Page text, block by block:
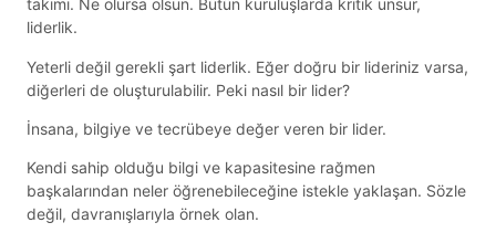
takımı. Ne olursa olsun. Bütün kuruluşlarda kritik unsur,
liderlik.
Yeterli değil gerekli şart liderlik. Eğer doğru bir lideriniz varsa,
diğerleri de oluşturulabilir. Peki nasıl bir lider?
İnsana, bilgiye ve tecrübeye değer veren bir lider.
Kendi sahip olduğu bilgi ve kapasitesine rağmen
başkalarından neler öğrenebileceğine istekle yaklaşan. Sözle
değil, davranışlarıyla örnek olan.